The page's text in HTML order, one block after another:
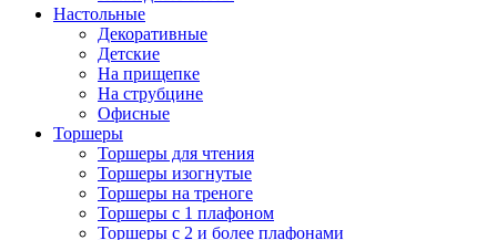
Настольные
Декоративные
Детские
На прищепке
На струбцине
Офисные
Торшеры
Торшеры для чтения
Торшеры изогнутые
Торшеры на треноге
Торшеры с 1 плафоном
Торшеры с 2 и более плафонами